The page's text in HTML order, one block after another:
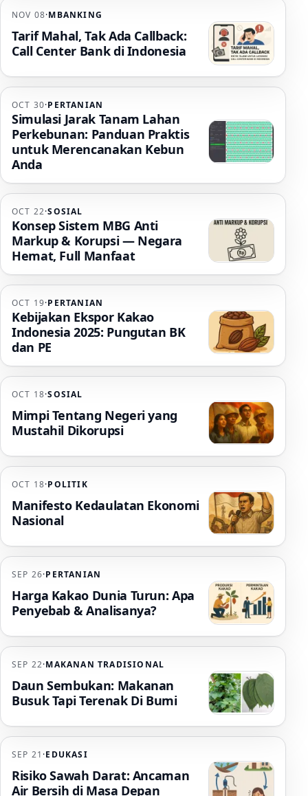
NOV 08·MBANKING
Tarif Mahal, Tak Ada Callback:
Call Center Bank di Indonesia
OCT 30·PERTANIAN
Simulasi Jarak Tanam Lahan
Perkebunan: Panduan Praktis
untuk Merencanakan Kebun
Anda
OCT 22·SOSIAL
Konsep Sistem MBG Anti
Markup & Korupsi — Negara
Hemat, Full Manfaat
OCT 19·PERTANIAN
Kebijakan Ekspor Kakao
Indonesia 2025: Pungutan BK
dan PE
OCT 18·SOSIAL
Mimpi Tentang Negeri yang
Mustahil Dikorupsi
OCT 18·POLITIK
Manifesto Kedaulatan Ekonomi
Nasional
SEP 26·PERTANIAN
Harga Kakao Dunia Turun: Apa
Penyebab & Analisanya?
SEP 22·MAKANAN TRADISIONAL
Daun Sembukan: Makanan
Busuk Tapi Terenak Di Bumi
SEP 21 ·EDUKASI
Risiko Sawah Darat: Ancaman
Air Bersih di Masa Depan